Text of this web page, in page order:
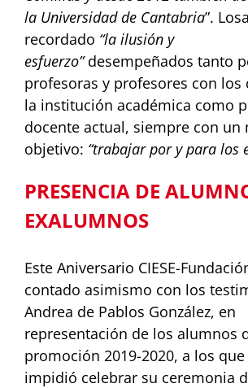
la Universidad de Cantabria”.
recordado “la ilusión y
esfuerzo”desempeñados tanto
profesoras y profesores con los
la institución académica como
docente actual, siempre con un
objetivo: “trabajar por y para los
PRESENCIA DE
EXALUMNOS
Este Aniversario CIESE-
contado asimismo con los
Andrea de Pablos González, en
representación de los alumnos
promoción 2019-2020, a los
impidió celebrar su ceremonia